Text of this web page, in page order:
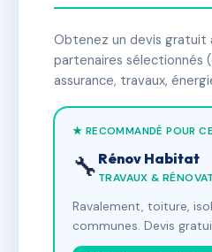
Obtenez un devis gratuit
partenaires sélectionnés
assurance, travaux,
★ RECOMMANDÉ POUR
🔧 Rénov Habitat
TRAVAUX &
Ravalement, toiture,
communes. Devis